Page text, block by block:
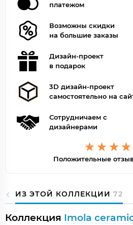
платежом
Возможны скидки
на большие заказы
Дизайн-проект
в подарок
3D дизайн-проект
самостоятельно на
Сотрудничаем с
дизайнерами
Положительные
ИЗ ЭТОЙ КОЛЛЕКЦИИ 72
Коллекция Imola